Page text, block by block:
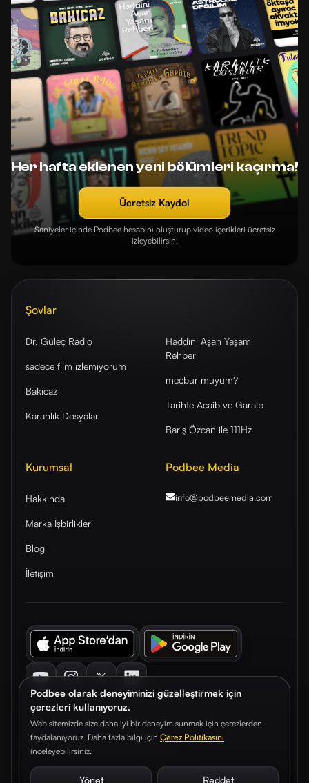
Podbee olarak deneyiminizi güzelleştirmek için
çerezleri kullanıyoruz.
Web sitemizde size daha iyi bir deneyim sunmak için çerezlerden
faydalanıyoruz. Daha fazla bilgi için Çerez Politikasını
inceleyebilirsiniz.
Yönet Reddet
Her hafta eklenen yeni bölümleri kaçırma!
Ücretsiz Kaydol
Saniyeler içinde Podbee hesabını oluşturup video içerikleri ücretsiz
izleyebilirsin.
Şovlar
Dr. Güleç Radio
sadece film izlemiyorum
Bakıcaz
Karanlık Dosyalar
Haddini Aşan Yaşam
Rehberi
mecbur muyum?
Tarihte Acaib ve Garaib
Barış Özcan ile 111Hz
Kurumsal
Hakkında
Marka İşbirlikleri
Blog
İletişim
Podbee Media
info@podbeemedia.com
© 2026. Podbee Media. Tüm hakları saklıdır.
Çerez TercihleriAydınlatma Metni Gizlilik Sözleşmesi